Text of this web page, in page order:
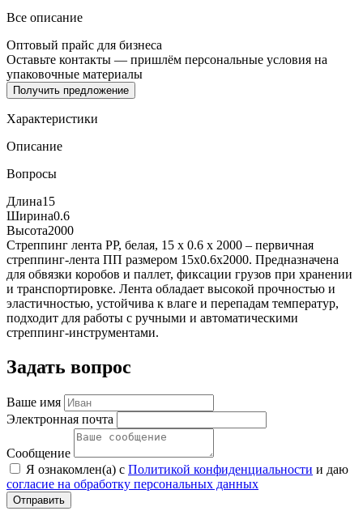
Все описание
Оптовый прайс для бизнеса
Оставьте контакты — пришлём персональные условия на
упаковочные материалы
Получить предложение
Характеристики
Описание
Вопросы
Длина15
Ширина0.6
Высота2000
Стреппинг лента PP, белая, 15 х 0.6 х 2000 – первичная
стреппинг-лента ПП размером 15x0.6x2000. Предназначена
для обвязки коробов и паллет, фиксации грузов при хранении
и транспортировке. Лента обладает высокой прочностью и
эластичностью, устойчива к влаге и перепадам температур,
подходит для работы с ручными и автоматическими
стреппинг-инструментами.
Задать вопрос
Ваше имя
Электронная почта
Сообщение
Я ознакомлен(а) с Политикой конфиденциальности и даю
согласие на обработку персональных данных
Отправить